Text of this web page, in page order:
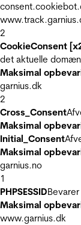
2
CookieConsent
det aktuelle
Maksimal
garnius.dk
2
Cross_Consent
Maksimal
Initial_Consent
Maksimal
garnius.no
1
PHPSESSID
Maksimal
www.garnius.dk